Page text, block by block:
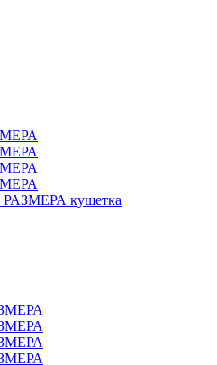
кушетка